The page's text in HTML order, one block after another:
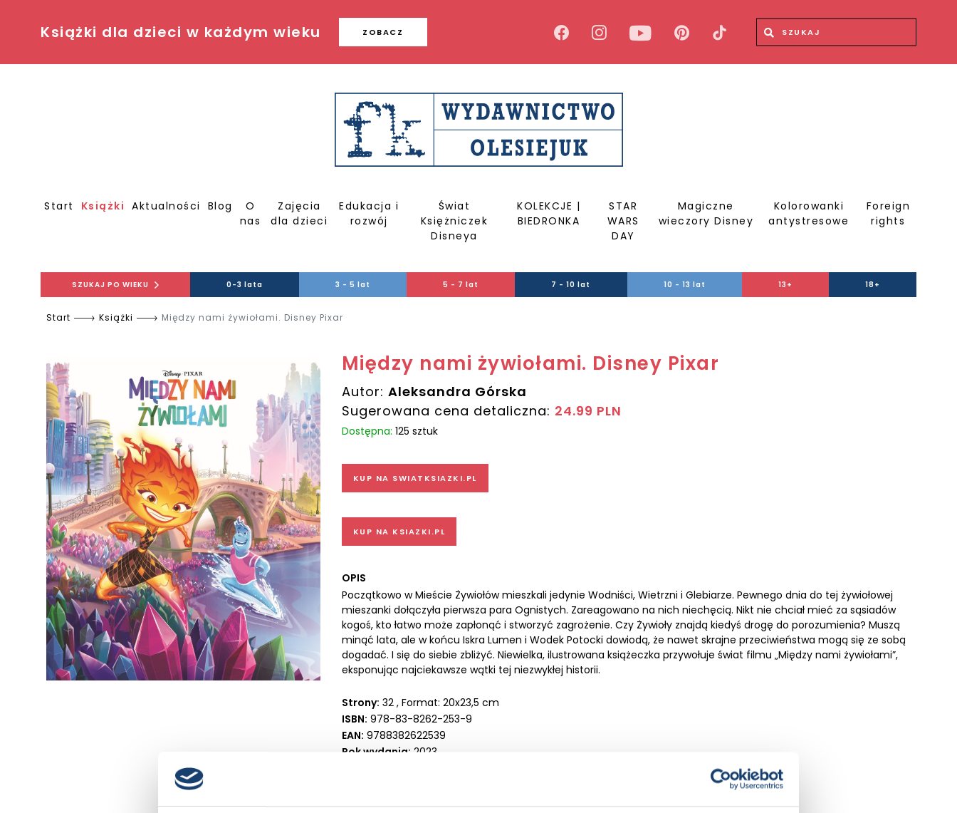
Książki dla dzieci w każdym wieku ZOBACZ Wyszukiwana fraza
Start Książki Aktualności Blog
O
nas
Zajęcia
dla dzieci
Edukacja i
rozwój
Świat
Księżniczek
Disneya
KOLEKCJE |
BIEDRONKA
STAR
WARS
DAY
Magiczne
wieczory Disney
Kolorowanki
antystresowe
Foreign
rights
SZUKAJ PO WIEKU 0-3 lata 3 - 5 lat 5 - 7 lat 7 - 10 lat 10 - 13 lat 13+ 18+
Start Książki Między nami żywiołami. Disney Pixar
Między nami żywiołami. Disney Pixar
Autor: Aleksandra Górska
Sugerowana cena detaliczna: 24.99 PLN
Dostępna: 125 sztuk
KUP NA SWIATKSIAZKI.PL
KUP NA KSIAZKI.PL
OPIS
Początkowo w Mieście Żywiołów mieszkali jedynie Wodniści, Wietrzni i Glebiarze. Pewnego dnia do tej żywiołowej
mieszanki dołączyła pierwsza para Ognistych. Zareagowano na nich niechęcią. Nikt nie chciał mieć za sąsiadów
kogoś, kto łatwo może zapłonąć i stworzyć zagrożenie. Czy Żywioły znajdą kiedyś drogę do porozumienia? Muszą
minąć lata, ale w końcu Iskra Lumen i Wodek Potocki dowiodą, że nawet skrajne przeciwieństwa mogą się ze sobą
dogadać. I się do siebie zbliżyć. Niewielka, ilustrowana książeczka przywołuje świat filmu „Między nami żywiołami”,
eksponując najciekawsze wątki tej niezwykłej historii.
Strony: 32 , Format: 20x23,5 cm
ISBN: 978-83-8262-253-9
EAN: 9788382622539
Rok wydania: 2023